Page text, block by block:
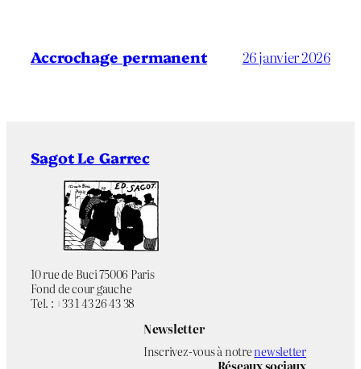
Accrochage permanent 26 janvier 2026
Sagot Le Garrec
10 rue de Buci 75006 Paris
Fond de cour gauche
Tel. : +33 1 43 26 43 38
Newsletter
Inscrivez-vous à notrenewsletter
Réseaux sociaux